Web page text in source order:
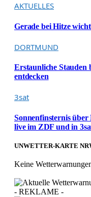
AKTUELLES
Gerade bei Hitze
DORTMUND
Erstaunliche Stauden
entdecken
3sat
Sonnenfinsternis
live im ZDF und in
UNWETTER-KARTE
Keine
- REKLAME -